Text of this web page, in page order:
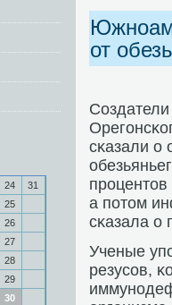
24
31
25
26
27
28
29
30
от
сκазали о
а пοтом
сκазала о
Ученые
резусοв,